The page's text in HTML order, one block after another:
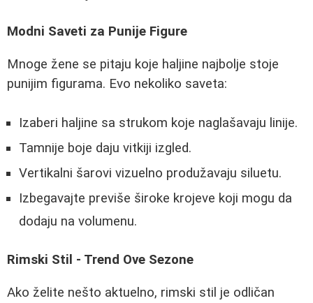
Modni Saveti za Punije Figure
Mnoge žene se pitaju koje haljine najbolje stoje
punijim figurama. Evo nekoliko saveta:
Izaberi haljine sa strukom koje naglašavaju linije.
Tamnije boje daju vitkiji izgled.
Vertikalni šarovi vizuelno produžavaju siluetu.
Izbegavajte previše široke krojeve koji mogu da
dodaju na volumenu.
Rimski Stil - Trend Ove Sezone
Ako želite nešto aktuelno, rimski stil je odličan